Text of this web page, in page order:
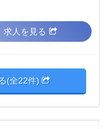
求人を見る
(全22件)